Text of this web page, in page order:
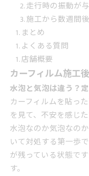
走行時の振動が
施工から数週間
まとめ
よくある質問
店舗概要
カーフィルム施工
水泡と気泡は違う？
カーフィルムを貼っ
を見て、不安を感じ
水泡なのか気泡なの
いて対処する第一歩
が残っている状態で
す。